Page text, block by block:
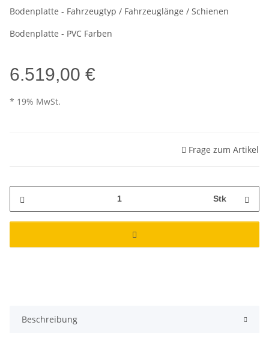
Bodenplatte - Fahrzeugtyp / Fahrzeuglänge / Schienen
Bodenplatte - PVC Farben
6.519,00 €
* 19% MwSt.
Frage zum Artikel
Stk
Beschreibung